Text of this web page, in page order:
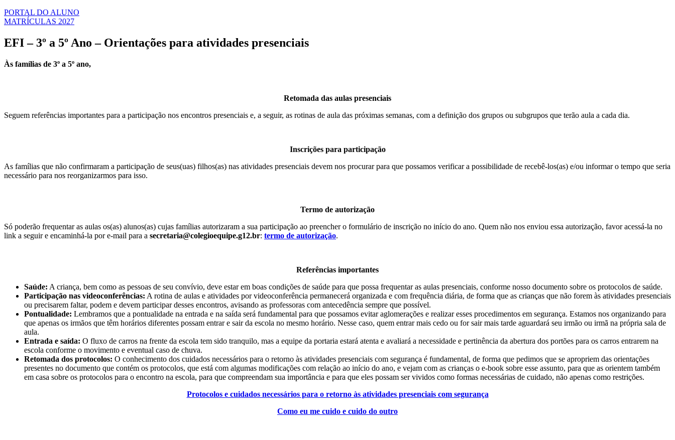
PORTAL DO ALUNO
MATRÍCULAS 2027
EFI – 3º a 5º Ano – Orientações para atividades presenciais
Às famílias de 3º a 5º ano,
Retomada das aulas presenciais
Seguem referências importantes para a participação nos encontros presenciais e, a seguir, as rotinas de aula das próximas semanas, com a definição dos grupos ou subgrupos que terão aula a cada dia.
Inscrições para participação
As famílias que não confirmaram a participação de seus(uas) filhos(as) nas atividades presenciais devem nos procurar para que possamos verificar a possibilidade de recebê-los(as) e/ou informar o tempo que seria
necessário para nos reorganizarmos para isso.
Termo de autorização
Só poderão frequentar as aulas os(as) alunos(as) cujas famílias autorizaram a sua participação ao preencher o formulário de inscrição no início do ano. Quem não nos enviou essa autorização, favor acessá-la no
link a seguir e encaminhá-la por e-mail para a secretaria@colegioequipe.g12.br: termo de autorização.
Referências importantes
Saúde: A criança, bem como as pessoas de seu convívio, deve estar em boas condições de saúde para que possa frequentar as aulas presenciais, conforme nosso documento sobre os protocolos de saúde.
Participação nas videoconferências: A rotina de aulas e atividades por videoconferência permanecerá organizada e com frequência diária, de forma que as crianças que não forem às atividades presenciais
ou precisarem faltar, podem e devem participar desses encontros, avisando as professoras com antecedência sempre que possível.
Pontualidade: Lembramos que a pontualidade na entrada e na saída será fundamental para que possamos evitar aglomerações e realizar esses procedimentos em segurança. Estamos nos organizando para
que apenas os irmãos que têm horários diferentes possam entrar e sair da escola no mesmo horário. Nesse caso, quem entrar mais cedo ou for sair mais tarde aguardará seu irmão ou irmã na própria sala de
aula.
Entrada e saída: O fluxo de carros na frente da escola tem sido tranquilo, mas a equipe da portaria estará atenta e avaliará a necessidade e pertinência da abertura dos portões para os carros entrarem na
escola conforme o movimento e eventual caso de chuva.
Retomada dos protocolos: O conhecimento dos cuidados necessários para o retorno às atividades presenciais com segurança é fundamental, de forma que pedimos que se apropriem das orientações
presentes no documento que contém os protocolos, que está com algumas modificações com relação ao início do ano, e vejam com as crianças o e-book sobre esse assunto, para que as orientem também
em casa sobre os protocolos para o encontro na escola, para que compreendam sua importância e para que eles possam ser vividos como formas necessárias de cuidado, não apenas como restrições.
Protocolos e cuidados necessários para o retorno às atividades presenciais com segurança
Como eu me cuido e cuido do outro